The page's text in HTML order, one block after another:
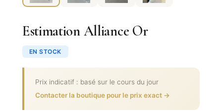
Estimation Alliance Or
EN STOCK
Prix indicatif : basé sur le cours du jour
Contacter la boutique pour le prix exact →